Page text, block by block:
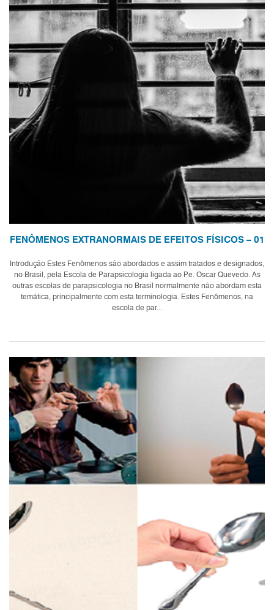
FENÔMENOS EXTRANORMAIS DE EFEITOS FÍSICOS – 01
Introdução Estes Fenômenos são abordados e assim tratados e designados,
no Brasil, pela Escola de Parapsicologia ligada ao Pe. Oscar Quevedo. As
outras escolas de parapsicologia no Brasil normalmente não abordam esta
temática, principalmente com esta terminologia. Estes Fenômenos, na
escola de par...